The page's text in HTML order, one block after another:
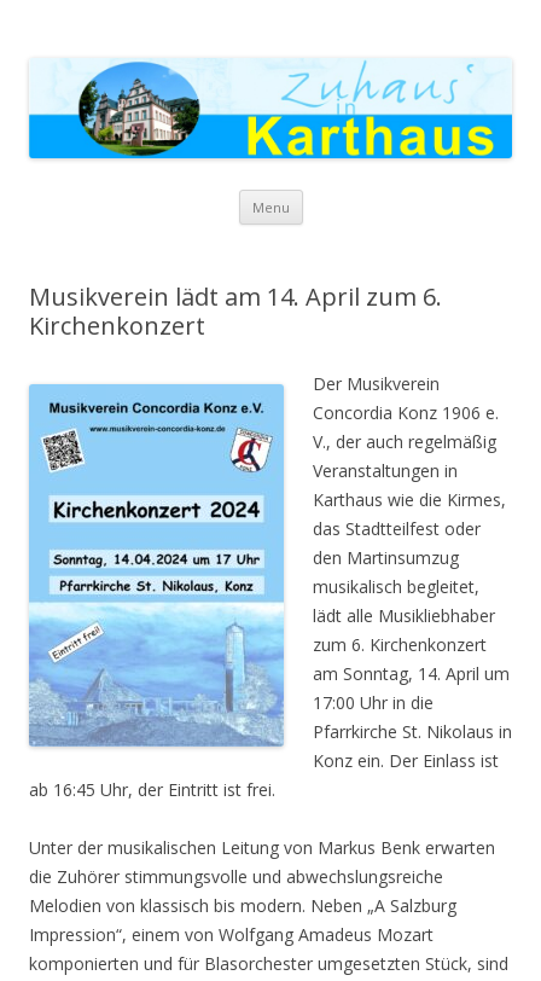
Menu Skip to content
Musikverein lädt am 14. April zum 6.
Kirchenkonzert
Der Musikverein
Concordia Konz 1906 e.
V., der auch regelmäßig
Veranstaltungen in
Karthaus wie die Kirmes,
das Stadtteilfest oder
den Martinsumzug
musikalisch begleitet,
lädt alle Musikliebhaber
zum 6. Kirchenkonzert
am Sonntag, 14. April um
17:00 Uhr in die
Pfarrkirche St. Nikolaus in
Konz ein. Der Einlass ist
ab 16:45 Uhr, der Eintritt ist frei.
Unter der musikalischen Leitung von Markus Benk erwarten
die Zuhörer stimmungsvolle und abwechslungsreiche
Melodien von klassisch bis modern. Neben „A Salzburg
Impression“, einem von Wolfgang Amadeus Mozart
komponierten und für Blasorchester umgesetzten Stück, sind